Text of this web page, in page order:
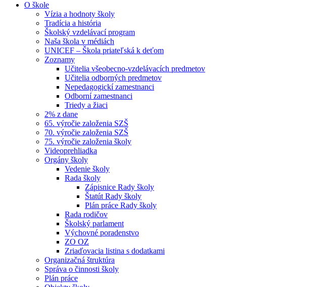
O škole
Vízia a hodnoty školy
Tradícia a história
Školský vzdelávací program
Naša škola v médiách
UNICEF – Škola priateľská k deťom
Zoznamy
Učitelia všeobecno-vzdelávacích predmetov
Učitelia odborných predmetov
Nepedagogickí zamestnanci
Odborní zamestnanci
Triedy a žiaci
2% z dane
65. výročie založenia SZŠ
70. výročie založenia SZŠ
75. výročie založenia školy
Videoprehliadka
Orgány školy
Vedenie školy
Rada školy
Zápisnice Rady školy
Štatút Rady školy
Plán práce Rady školy
Rada rodičov
Školský parlament
Výchovné poradenstvo
ZO OZ
Zriaďovacia listina s dodatkami
Organizačná štruktúra
Správa o činnosti školy
Plán práce